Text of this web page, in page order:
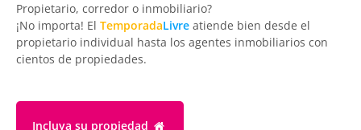
Propietario, corredor o inmobiliario?
¡No importa! El TemporadaLivre atiende bien desde el
propietario individual hasta los agentes inmobiliarios con
cientos de propiedades.
Incluya su propiedad